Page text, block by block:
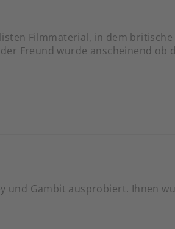
Filmmaterial, in dem britische
Freund wurde anscheinend ob
und Gambit ausprobiert. Ihnen